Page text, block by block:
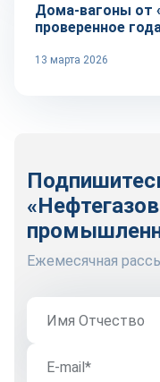
Дома-вагоны от
проверенное
13 марта 2026
Ежемесячная